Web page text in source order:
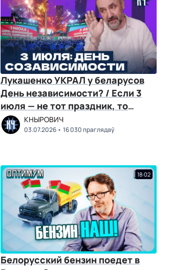
Лукашенко УКРАЛ у беларусов
День независимости? / Если 3
июля — не тот праздник, то
какой настоящий?
КНЫРОВИЧ
03.07.2026 16 030 праглядаў
18:02
Белорусский бензин поедет в